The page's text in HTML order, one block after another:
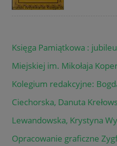
Księga Pamiątkowa :
Miejskiej im. Mikołaja
Kolegium redakcyjne:
Ciechorska, Danuta
Lewandowska, Krystyna
Opracowanie graficzne